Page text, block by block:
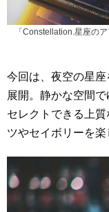
「Constellation.星座の
今回は、夜空の星
展開。静かな空間
セレクトできる上
ツやセイボリーを楽